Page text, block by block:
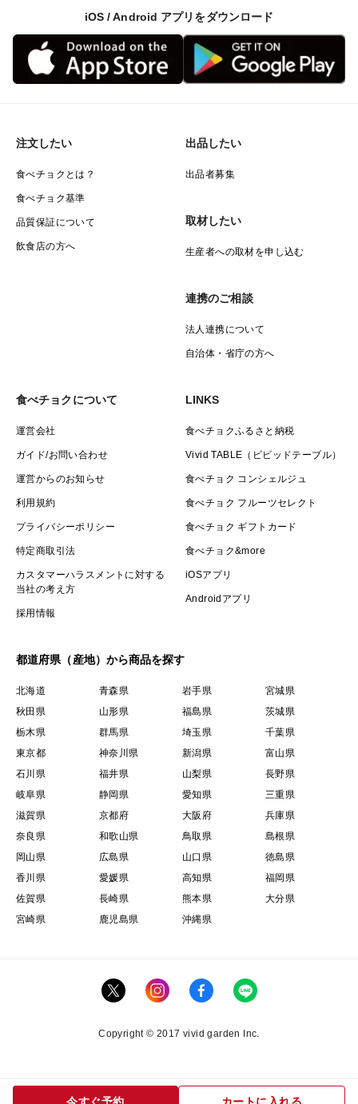
iOS / Android アプリをダウンロード
注文したい
食べチョクとは？
食べチョク基準
品質保証について
飲食店の方へ
出品したい
出品者募集
取材したい
生産者への取材を申し込む
連携のご相談
法人連携について
自治体・省庁の方へ
食べチョクについて
運営会社
ガイド/お問い合わせ
運営からのお知らせ
利用規約
プライバシーポリシー
特定商取引法
カスタマーハラスメントに対する
当社の考え方
採用情報
LINKS
食べチョクふるさと納税
Vivid TABLE（ビビッドテーブル）
食べチョク コンシェルジュ
食べチョク フルーツセレクト
食べチョク ギフトカード
食べチョク&more
iOSアプリ
Androidアプリ
都道府県（産地）から商品を探す
北海道 青森県 岩手県
宮城県
秋田県
山形県 福島県
茨城県
栃木県
群馬県 埼玉県
千葉県
東京都
神奈川県 新潟県
富山県
石川県
福井県 山梨県
長野県
岐阜県
静岡県 愛知県
三重県
滋賀県
京都府 大阪府
兵庫県
奈良県
和歌山県 鳥取県
島根県
岡山県
広島県 山口県
徳島県
香川県
愛媛県 高知県
福岡県
佐賀県
長崎県 熊本県
大分県
宮崎県
鹿児島県 沖縄県
Copyright © 2017 vivid garden Inc.